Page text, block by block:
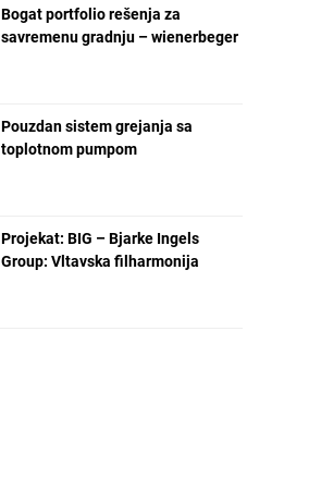
Bogat portfolio rešenja za
savremenu gradnju – wienerbeger
Pouzdan sistem grejanja sa
toplotnom pumpom
Projekat: BIG – Bjarke Ingels
Group: Vltavska filharmonija